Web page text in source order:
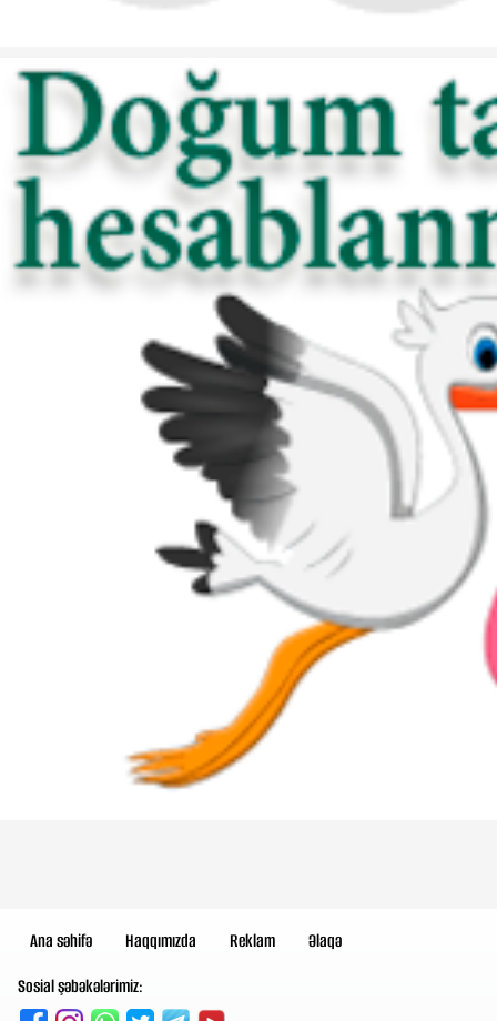
Ana səhifə Haqqımızda Reklam
Əlaqə
Sosial şəbəkələrimiz: